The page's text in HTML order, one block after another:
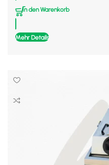
In den Warenkorb
Mehr Details